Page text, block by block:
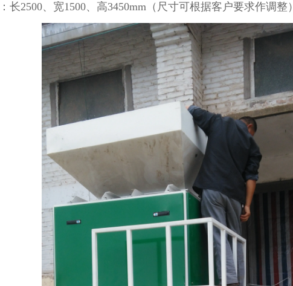
长2500、宽1500、高3450mm（尺寸可根据客户要求作调整）